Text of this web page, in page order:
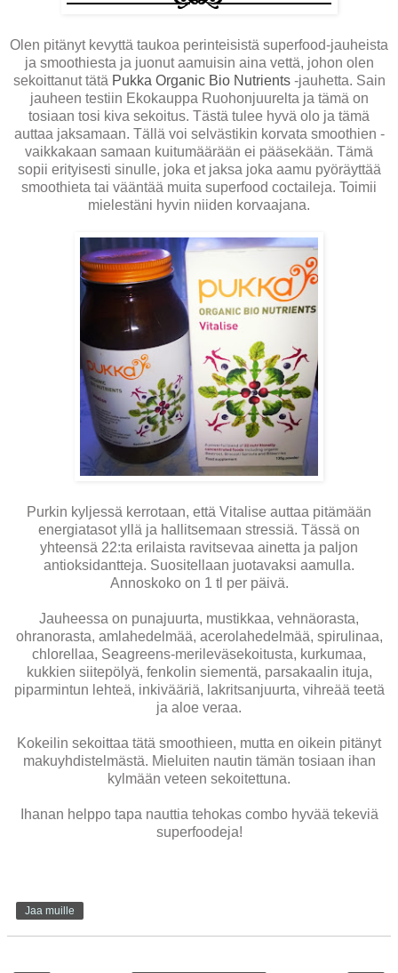
Olen pitänyt kevyttä taukoa perinteisistä superfood-jauheista
ja smoothiesta ja juonut aamuisin aina vettä, johon olen
sekoittanut tätä Pukka Organic Bio Nutrients-jauhetta. Sain
jauheen testiin Ekokauppa Ruohonjuurelta ja tämä on
tosiaan tosi kiva sekoitus. Tästä tulee hyvä olo ja tämä
auttaa jaksamaan. Tällä voi selvästikin korvata smoothien -
vaikkakaan samaan kuitumäärään ei pääsekään. Tämä
sopii erityisesti sinulle, joka et jaksa joka aamu pyöräyttää
smoothieta tai vääntää muita superfood coctaileja. Toimii
mielestäni hyvin niiden korvaajana.
Purkin kyljessä kerrotaan, että Vitalise auttaa pitämään
energiatasot yllä ja hallitsemaan stressiä. Tässä on
yhteensä 22:ta erilaista ravitsevaa ainetta ja paljon
antioksidantteja. Suositellaan juotavaksi aamulla.
Annoskoko on 1 tl per päivä.
Jauheessa on punajuurta, mustikkaa, vehnäorasta,
ohranorasta, amlahedelmää, acerolahedelmää, spirulinaa,
chlorellaa, Seagreens-merileväsekoitusta, kurkumaa,
kukkien siitepölyä, fenkolin siementä, parsakaalin ituja,
piparmintun lehteä, inkivääriä, lakritsanjuurta, vihreää teetä
ja aloe veraa.
Kokeilin sekoittaa tätä smoothieen, mutta en oikein pitänyt
makuyhdistelmästä. Mieluiten nautin tämän tosiaan ihan
kylmään veteen sekoitettuna.
Ihanan helppo tapa nauttia tehokas combo hyvää tekeviä
superfoodeja!
Jaa muille